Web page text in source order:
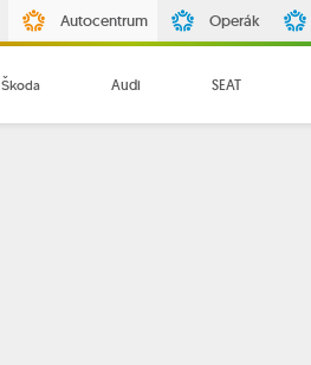
Autocentrum Operák
Škoda Audi SEAT